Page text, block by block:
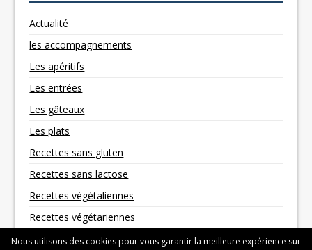
Actualité
les accompagnements
Les apéritifs
Les entrées
Les gâteaux
Les plats
Recettes sans gluten
Recettes sans lactose
Recettes végétaliennes
Recettes végétariennes
Nous utilisons des cookies pour vous garantir la meilleure expérience sur